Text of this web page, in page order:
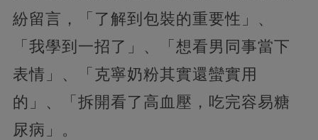
紛留言，「了解到包裝的重要性」、
「我學到一招了」、「想看男同事當下
表情」、「克寧奶粉其實還蠻實用
的」、「拆開看了高血壓，吃完容易糖
尿病」。